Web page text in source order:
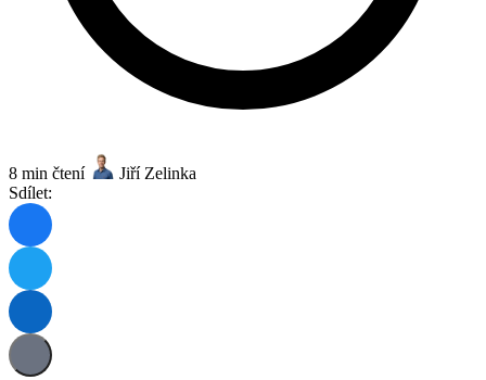
8 min čtení
Jiří Zelinka
Sdílet: